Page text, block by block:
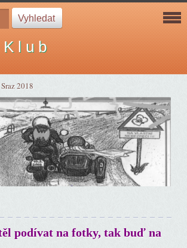
l u b
Sraz 2018
podívat na fotky, tak buď na